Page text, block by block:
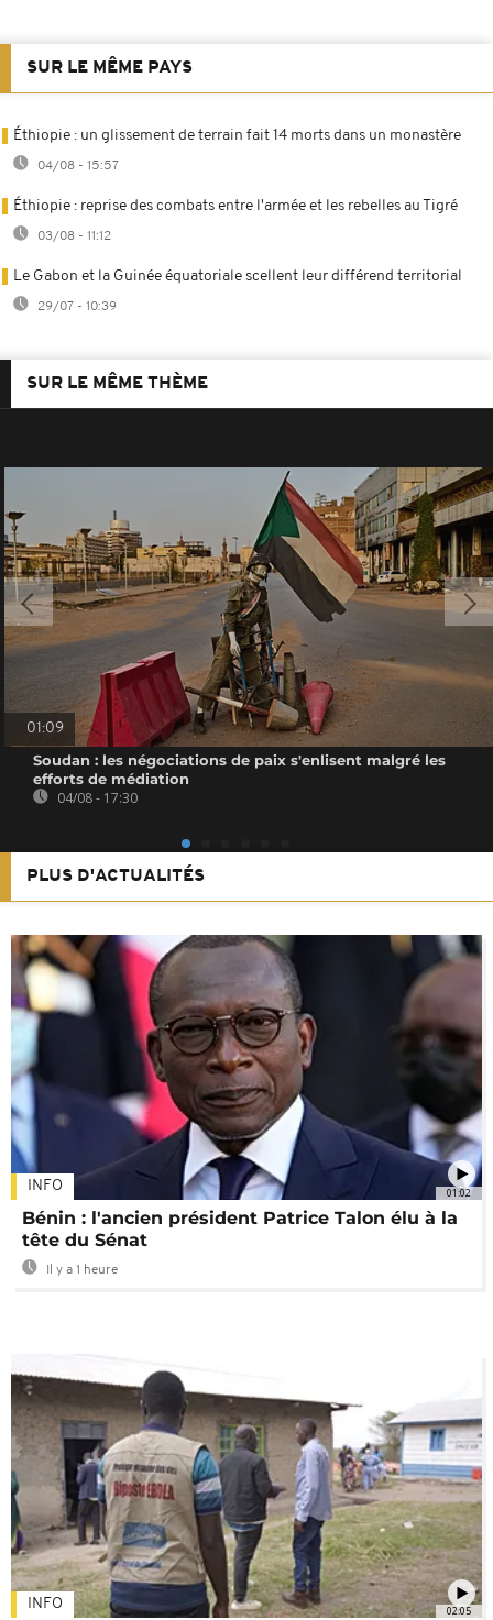
SUR LE MÊME PAYS
Éthiopie : un glissement de terrain fait 14 morts dans un monastère
04/08 - 15:57
Éthiopie : reprise des combats entre l'armée et les rebelles au Tigré
03/08 - 11:12
Le Gabon et la Guinée équatoriale scellent leur différend territorial
29/07 - 10:39
SUR LE MÊME THÈME
01:09
Soudan : les négociations de paix s'enlisent malgré les
efforts de médiation
04/08 - 17:30
PLUS D'ACTUALITÉS
01:02
INFO
Bénin : l'ancien président Patrice Talon élu à la
tête du Sénat
Il y a 1 heure
02:05
INFO